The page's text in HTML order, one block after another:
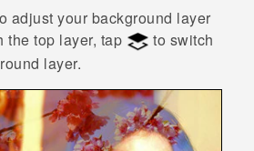
adjust your background layer
the top layer, tap
to switch
layer.